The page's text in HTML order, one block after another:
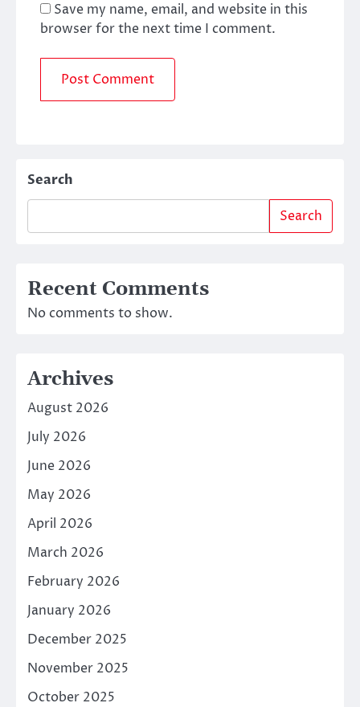
Save my name, email, and website in this
browser for the next time I comment.
Search
Search
Recent Comments
No comments to show.
Archives
August 2026
July 2026
June 2026
May 2026
April 2026
March 2026
February 2026
January 2026
December 2025
November 2025
October 2025